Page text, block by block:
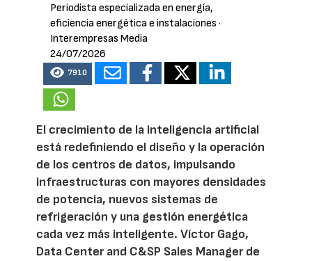
Periodista especializada en energía,
eficiencia energética e instalaciones ·
Interempresas Media
24/07/2026
7910
El crecimiento de la inteligencia artificial
está redefiniendo el diseño y la operación
de los centros de datos, impulsando
infraestructuras con mayores densidades
de potencia, nuevos sistemas de
refrigeración y una gestión energética
cada vez más inteligente. Víctor Gago,
Data Center and C&SP Sales Manager de